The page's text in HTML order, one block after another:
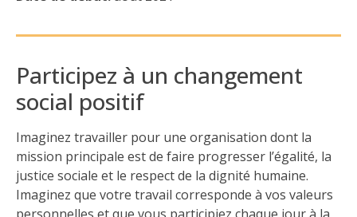
Participez à un changement
social positif
Imaginez travailler pour une organisation dont la
mission principale est de faire progresser l’égalité, la
justice sociale et le respect de la dignité humaine.
Imaginez que votre travail corresponde à vos valeurs
personnelles et que vous participiez chaque jour à la